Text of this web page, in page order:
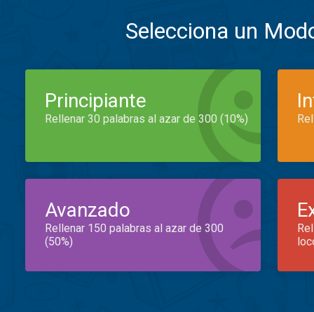
Selecciona un
Principiante
Rellenar 30 palabras al azar de 300 (10%)
Avanzado
Rellenar 150 palabras al azar de 300
(50%)